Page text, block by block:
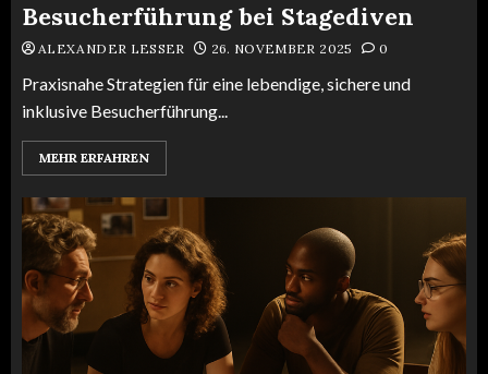
Besucherführung bei Stagediven
ALEXANDER LESSER 26. NOVEMBER 2025 0
Praxisnahe Strategien für eine lebendige, sichere und
inklusive Besucherführung...
MEHR ERFAHREN